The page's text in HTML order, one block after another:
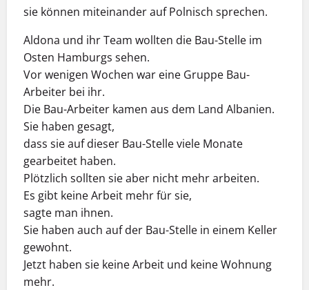
sie können miteinander auf Polnisch sprechen.
Aldona und ihr Team wollten die Bau-Stelle im
Osten Hamburgs sehen.
Vor wenigen Wochen war eine Gruppe Bau-
Arbeiter bei ihr.
Die Bau-Arbeiter kamen aus dem Land Albanien.
Sie haben gesagt,
dass sie auf dieser Bau-Stelle viele Monate
gearbeitet haben.
Plötzlich sollten sie aber nicht mehr arbeiten.
Es gibt keine Arbeit mehr für sie,
sagte man ihnen.
Sie haben auch auf der Bau-Stelle in einem Keller
gewohnt.
Jetzt haben sie keine Arbeit und keine Wohnung
mehr.